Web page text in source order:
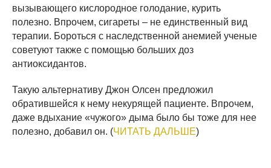
вызывающего кислородное голодание, курить
полезно. Впрочем, сигареты – не единственный вид
терапии. Бороться с наследственной анемией ученые
советуют также с помощью больших доз
антиоксидантов.
Такую альтернативу Джон Олсен предложил
обратившейся к нему некурящей пациенте. Впрочем,
даже вдыхание «чужого» дыма было бы тоже для нее
полезно, добавил он. (ЧИТАТЬ ДАЛЬШЕ)